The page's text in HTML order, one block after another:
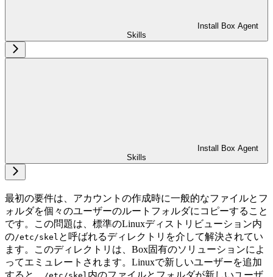
Install Box Agent
Skills
Install Box Agent
Skills
最初の要件は、アカウントの作成時に一般的なファイルとフ
ォルダを個々のユーザーのルートフォルダにコピーすること
です。この問題は、標準のLinuxディストリビューション内
の/etc/skel と呼ばれるディレクトリを介して解決されてい
ます。このディレクトリは、Box固有のソリューションによ
ってエミュレートされます。Linuxで新しいユーザーを追加